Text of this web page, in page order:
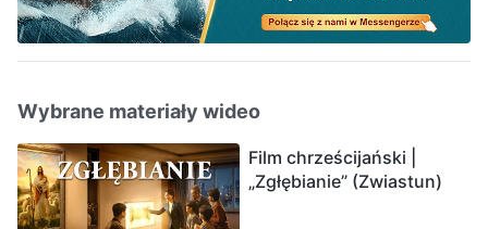
Wybrane materiały wideo
Film chrześcijański |
„Zgłębianie” (Zwiastun)